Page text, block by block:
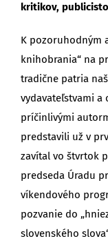
kritikov,
K pozoruhodným
knihobrania“ na
tradične patria
vydavateľstvami a
príčinlivými
predstavili už v
zavítal vo štvrtok
predseda Úradu
víkendového
pozvanie do
slovenského